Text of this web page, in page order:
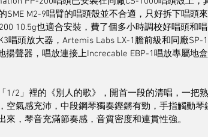
SME M2-9唱臂的唱頭殼並不合適，只好拆下唱頭
10.5g也適合安裝，費了個多小時調校好唱頭和
唱頭放大器，Artemis Labs LX-1膽前級和同廠SP-
揚聲器，唱放連接上Increcable EBP-1唱放專屬地盒
1/2」裡的《別人的歌》，開首一段的清唱，一把
空氣感充沛，中段鋼琴獨奏鏗鏘有勁，手指觸動琴
來，琴音充滿節奏感，音質密度和連貫性強。